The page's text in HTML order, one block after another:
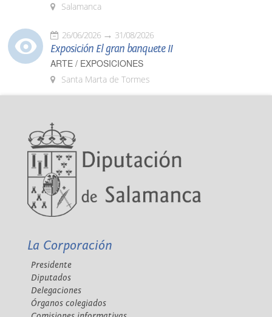
Salamanca
26/06/2026 31/08/2026
Exposición El gran banquete II
ARTE / EXPOSICIONES
Santa Marta de Tormes
La Corporación
Presidente
Diputados
Delegaciones
Órganos colegiados